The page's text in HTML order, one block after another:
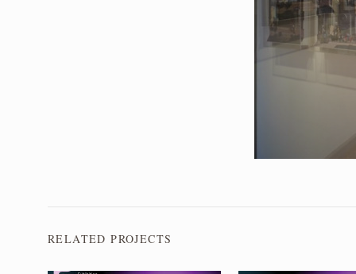
RELATED PROJECTS